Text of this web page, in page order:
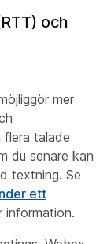
och
mer
flera talade
du senare kan
textning. Se
ett
information.